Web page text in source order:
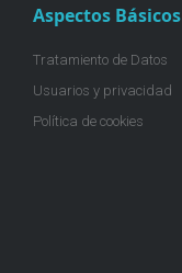
Aspectos Básicos
Tratamiento de Datos
Usuarios y privacidad
Política de cookies